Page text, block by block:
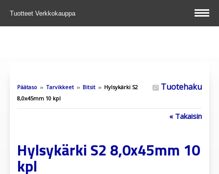
Tuotteet Verkkokauppa
Tuotehaku
Päätaso ›› Tarvikkeet›› Bitsit ›› Hylsykärki S2
8,0x45mm 10 kpl
« Takaisin
Hylsykärki S2 8,0x45mm 10
kpl